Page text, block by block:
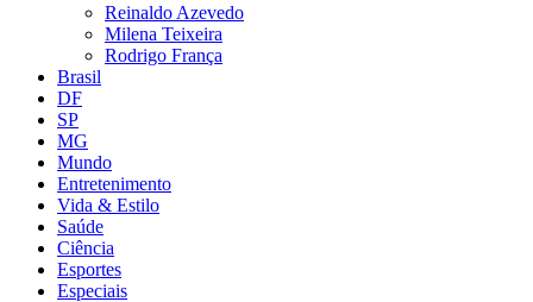
Reinaldo Azevedo
Milena Teixeira
Rodrigo França
Brasil
DF
SP
MG
Mundo
Entretenimento
Vida & Estilo
Saúde
Ciência
Esportes
Especiais